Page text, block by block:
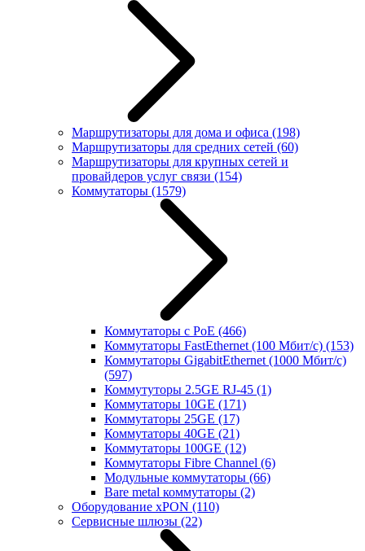
Маршрутизаторы для дома и офиса (198)
Маршрутизаторы для средних сетей (60)
Маршрутизаторы для крупных сетей и
провайдеров услуг связи (154)
Коммутаторы (1579)
Коммутаторы с PoE (466)
Коммутаторы FastEthernet (100 Мбит/с) (153)
Коммутаторы GigabitEthernet (1000 Мбит/с)
(597)
Коммутуторы 2.5GE RJ-45 (1)
Коммутаторы 10GE (171)
Коммутаторы 25GE (17)
Коммутаторы 40GE (21)
Коммутаторы 100GE (12)
Коммутаторы Fibre Channel (6)
Модульные коммутаторы (66)
Bare metal коммутаторы (2)
Оборудование xPON (110)
Сервисные шлюзы (22)